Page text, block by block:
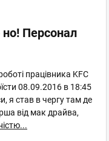
Персонал
працівника KFC
08.09.2016 в 18:45
я став в чергу там де
від мак драйва,